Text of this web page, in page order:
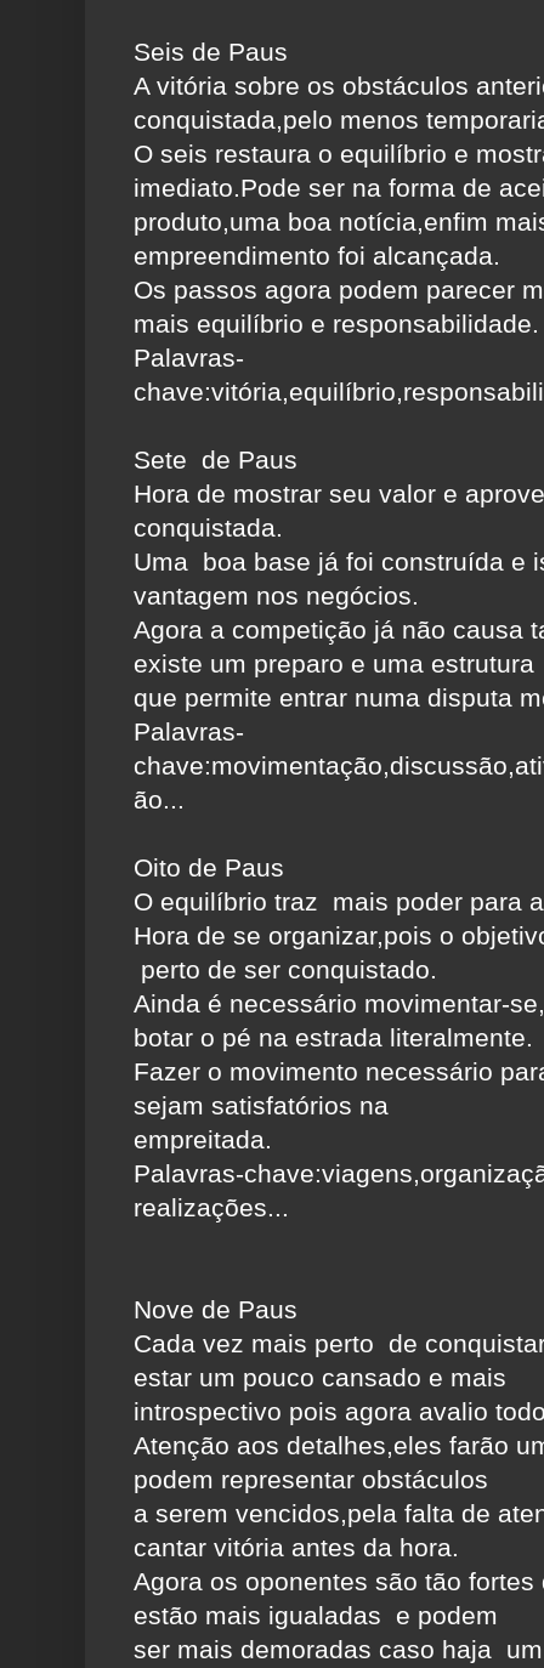
Seis de Paus
A vitória sobre os obstáculos
conquistada,pelo menos
O seis restaura o equilíbrio e
imediato.Pode ser na forma de
produto,uma boa notícia,enfim
empreendimento foi alcançada.
Os passos agora podem parecer
mais equilíbrio e responsabilidade.
Palavras-
Sete de Paus
Hora de mostrar seu valor e
conquistada.
Uma boa base já foi construída e
vantagem nos negócios.
Agora a competição já não causa
existe um preparo e uma estrutura
que permite entrar numa disputa
Palavras-
ão...
Oito de Paus
O equilíbrio traz mais poder para
Hora de se organizar,pois o
perto de ser conquistado.
Ainda é necessário movimentar-
botar o pé na estrada literalmente.
Fazer o movimento necessário
sejam satisfatórios na
empreitada.
Palavras-
realizações...
Nove de Paus
Cada vez mais perto de
estar um pouco cansado e mais
introspectivo pois agora avalio
Atenção aos detalhes,eles farão
podem representar obstáculos
a serem vencidos,pela falta de
cantar vitória antes da hora.
Agora os oponentes são tão
estão mais igualadas e podem
ser mais demoradas caso haja